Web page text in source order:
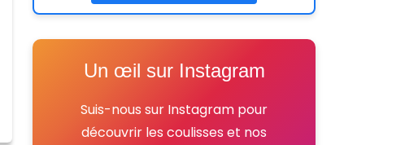
Un œil sur Instagram
Suis-nous sur Instagram pour
découvrir les coulisses et nos